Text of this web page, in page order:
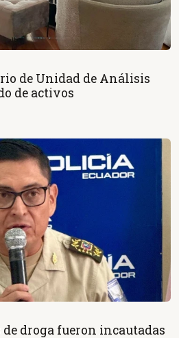
de Unidad de Análisis
de activos
de droga fueron incautadas